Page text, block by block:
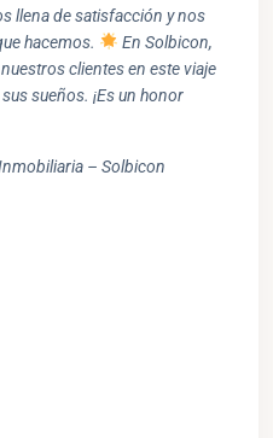
llena de satisfacción y nos
hacemos.
En Solbicon,
clientes en este viaje
sueños. ¡Es un honor
– Solbicon